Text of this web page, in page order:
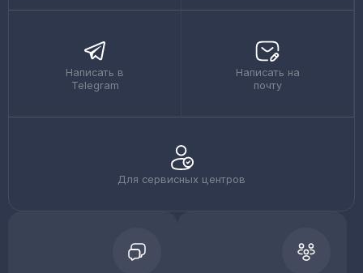
Написать в
Telegram
Написать на
почту
Для сервисных центров